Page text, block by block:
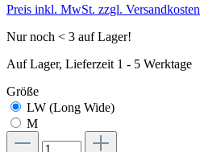
Preis inkl. MwSt. zzgl. Versandkosten
Nur noch < 3 auf Lager!
Auf Lager, Lieferzeit 1 - 5 Werktage
Größe
LW (Long Wide)
M